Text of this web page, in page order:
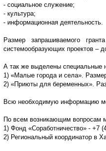
- социальное служение;
- культура;
- информационная деятельность.
Размер запрашиваемого
системообразующих проектов –
А так же выделены специальные
1) «Малые города и села».
2) «Приюты для беременных».
Всю необходимую информацию
По всем возникающим вопросам
1) Фонд «Соработничество» - +7
2) Региональный координатор в